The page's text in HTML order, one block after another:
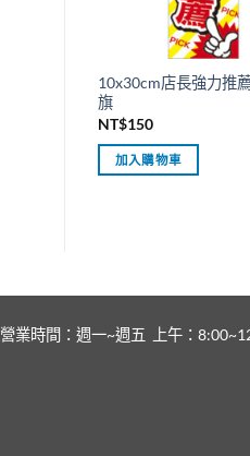
10x30cm店長強力推
旗
NT$150
加入購物車
營業時間：週一~週五 上午：